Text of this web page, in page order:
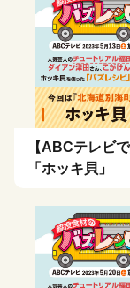
【ABCテレビ
「ホッキ貝」